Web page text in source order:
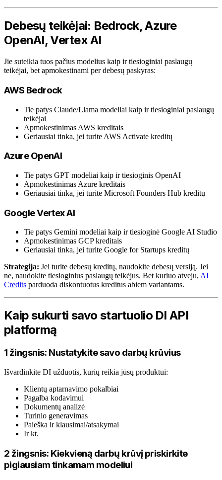
Debesų teikėjai: Bedrock, Azure
OpenAI, Vertex AI
Jie suteikia tuos pačius modelius kaip ir tiesioginiai paslaugų
teikėjai, bet apmokestinami per debesų paskyras:
AWS Bedrock
Tie patys Claude/Llama modeliai kaip ir tiesioginiai paslaugų
teikėjai
Apmokestinimas AWS kreditais
Geriausiai tinka, jei turite AWS Activate kreditų
Azure OpenAI
Tie patys GPT modeliai kaip ir tiesioginis OpenAI
Apmokestinimas Azure kreditais
Geriausiai tinka, jei turite Microsoft Founders Hub kreditų
Google Vertex AI
Tie patys Gemini modeliai kaip ir tiesioginė Google AI Studio
Apmokestinimas GCP kreditais
Geriausiai tinka, jei turite Google for Startups kreditų
Strategija: Jei turite debesų kreditų, naudokite debesų versiją. Jei
ne, naudokite tiesioginius paslaugų teikėjus. Bet kuriuo atveju, AI
Credits parduoda diskontuotus kreditus abiem variantams.
Kaip sukurti savo startuolio DI API
platformą
1 žingsnis: Nustatykite savo darbų krūvius
Išvardinkite DI užduotis, kurių reikia jūsų produktui:
Klientų aptarnavimo pokalbiai
Pagalba kodavimui
Dokumentų analizė
Turinio generavimas
Paieška ir klausimai/atsakymai
Ir kt.
2 žingsnis: Kiekvieną darbų krūvį priskirkite
pigiausiam tinkamam modeliui